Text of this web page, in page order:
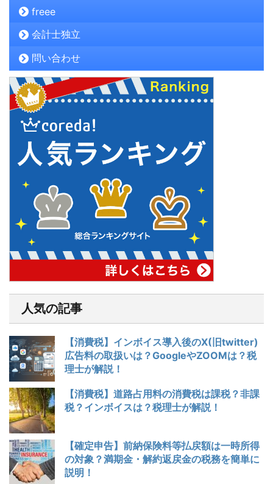
freee
会計士独立
問い合わせ
人気の記事
【消費税】インボイス導入後のX(旧twitter)
広告料の取扱いは？GoogleやZOOMは？税
理士が解説！
【消費税】道路占用料の消費税は課税？非課
税？インボイスは？税理士が解説！
【確定申告】前納保険料等払戻額は一時所得
の対象？満期金・解約返戻金の税務を簡単に
説明！